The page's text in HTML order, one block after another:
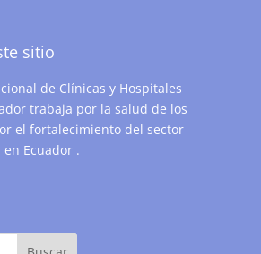
sitio
de Clínicas y Hospitales
trabaja por la salud de los
el fortalecimiento del sector
Ecuador .